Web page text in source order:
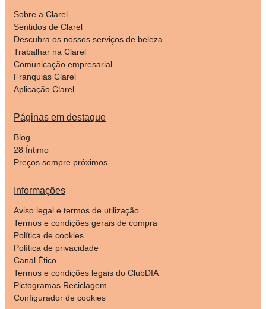
Sobre a Clarel
Sentidos de Clarel
Descubra os nossos serviços de beleza
Trabalhar na Clarel
Comunicação empresarial
Franquias Clarel
Aplicação Clarel
Páginas em destaque
Blog
28 Íntimo
Preços sempre próximos
Informações
Aviso legal e termos de utilização
Termos e condições gerais de compra
Política de cookies
Política de privacidade
Canal Ético
Termos e condições legais do ClubDIA
Pictogramas Reciclagem
Configurador de cookies